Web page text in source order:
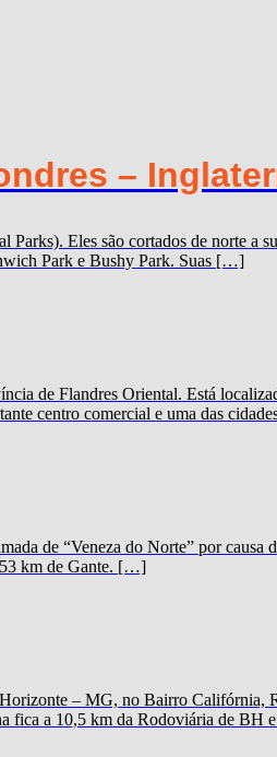
–
Eles são cortados de norte a
Park e Bushy Park. Suas […]
de Flandres Oriental. Está
centro comercial e uma das
de “Veneza do Norte” por
53 km de Gante. […]
– MG, no Bairro Califórnia,
a 10,5 km da Rodoviária de